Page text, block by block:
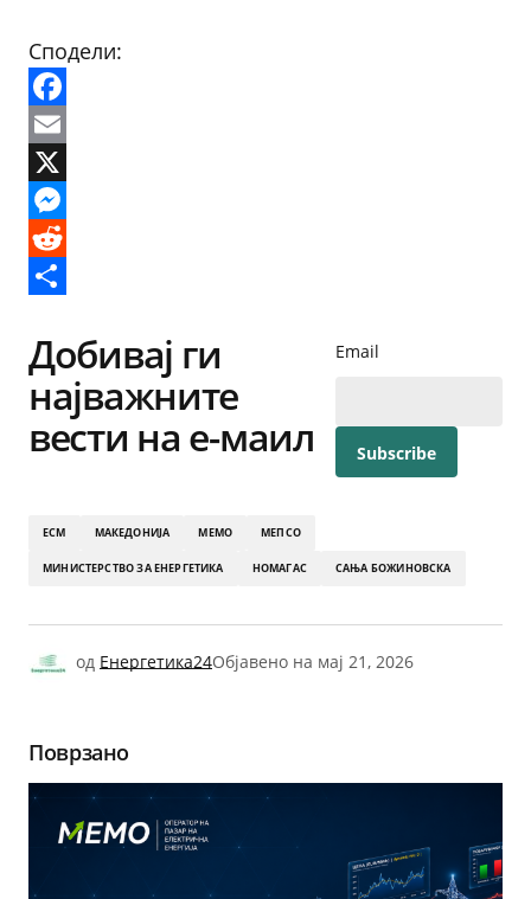
Сподели:
Facebook
Email
X
Messenger
Reddit
Добивај ги
најважните
вести на е-маил
Email
ЕСМ МАКЕДОНИЈА МЕМО МЕПСО
МИНИСТЕРСТВО ЗА ЕНЕРГЕТИКА НОМАГАС САЊА БОЖИНОВСКА
од Енергетика24Објавено на мај 21, 2026
Поврзано